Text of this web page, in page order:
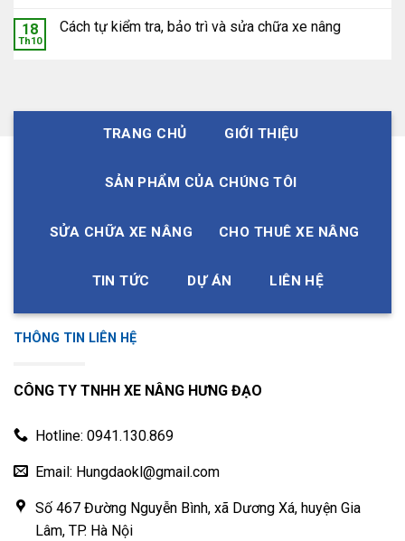
18
Th10
Cách tự kiểm tra, bảo trì và sửa chữa xe nâng
TRANG CHỦ GIỚI THIỆU
SẢN PHẨM CỦA CHÚNG TÔI
SỬA CHỮA XE NÂNG CHO THUÊ XE NÂNG
TIN TỨC DỰ ÁN LIÊN HỆ
THÔNG TIN LIÊN HỆ
CÔNG TY TNHH XE NÂNG HƯNG ĐẠO
Hotline: 0941.130.869
Email: Hungdaokl@gmail.com
Số 467 Đường Nguyễn Bình, xã Dương Xá, huyện Gia
Lâm, TP. Hà Nội